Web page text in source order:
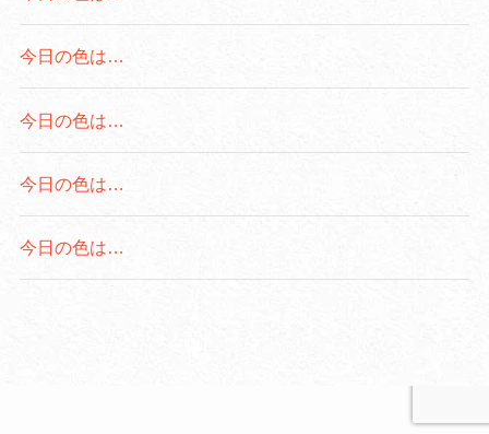
今日の色は…
今日の色は…
今日の色は…
今日の色は…